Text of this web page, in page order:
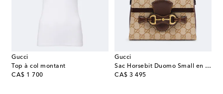
Gucci
Top à col montant
CA$ 1 700
original price
Gucci
Sac Horsebit Duomo Small en toile GG
CA$ 3 495
original price